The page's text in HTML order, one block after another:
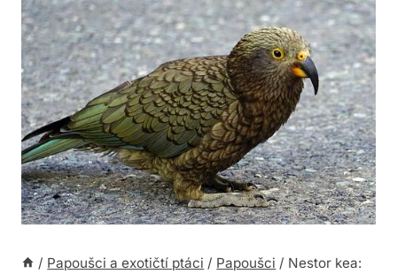
/ Papoušci a exotičtí ptáci / Papoušci / Nestor kea: